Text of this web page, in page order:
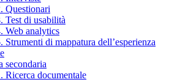
Questionari
Test di usabilità
Web analytics
Strumenti di mappatura dell’esperienza
secondaria
Ricerca documentale